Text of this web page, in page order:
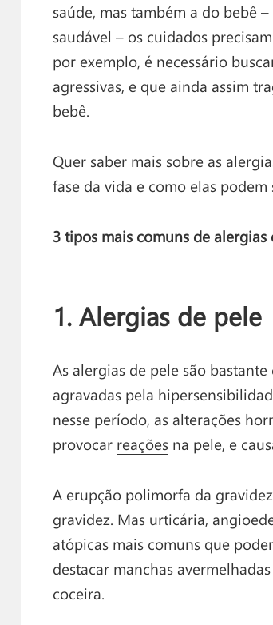
saúde, mas também a do bebê
saudável – os cuidados
por exemplo, é necessário
agressivas, e que ainda assim
bebê.
Quer saber mais sobre as
fase da vida e como elas
3 tipos mais comuns de
1. Alergias de pele
Asalergias de pelesão bastante
agravadas pela
nesse período, as alterações
provocar reaçõesna pele, e
A erupção polimorfa da
gravidez. Mas urticária,
atópicas mais comuns que
destacar manchas
coceira.